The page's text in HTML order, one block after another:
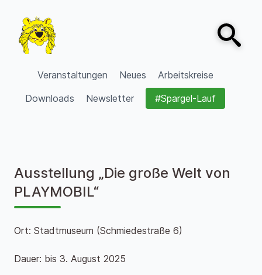
VVV Burgdorf
Veranstaltungen Neues
Arbeitskreise
Downloads
Newsletter #Spargel-Lauf
Open
Ausstellung „Die große Welt von
PLAYMOBIL“
Ort: Stadtmuseum (Schmiedestraße 6)
Dauer: bis 3. August 2025